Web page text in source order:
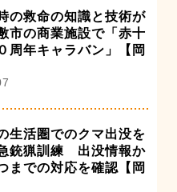
の救命の知識と技術が
の商業施設で「赤十
周年キャラバン」【岡
生活圏でのクマ出没を
銃猟訓練 出没情報か
までの対応を確認【岡